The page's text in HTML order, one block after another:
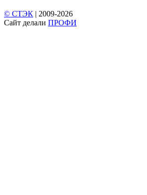
© СТЭК | 2009-2026
Cайт делали ПРОФИ